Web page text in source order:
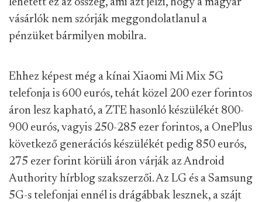
lehetett ez az összeg, ami azt jelzi, hogy a magyar
vásárlók nem szórják meggondolatlanul a
pénzüket bármilyen mobilra.
Ehhez képest még a kínai Xiaomi Mi Mix 5G
telefonja is 600 eurós, tehát közel 200 ezer forintos
áron lesz kapható, a ZTE hasonló készülékét 800-
900 eurós, vagyis 250-285 ezer forintos, a OnePlus
következő generációs készülékét pedig 850 eurós,
275 ezer forint körüli áron várják az Android
Authority hírblog szakszerzői. Az LG és a Samsung
5G-s telefonjai ennél is drágábbak lesznek, a szájt